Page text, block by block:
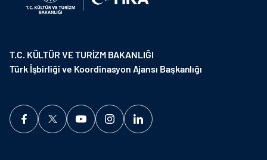
T.C. KÜLTÜR VE TURİZM BAKANLIĞI
Türk İşbirliği ve Koordinasyon Ajansı Başkanlığı